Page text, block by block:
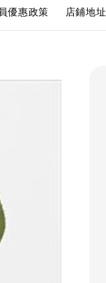
優惠政策 店鋪地址